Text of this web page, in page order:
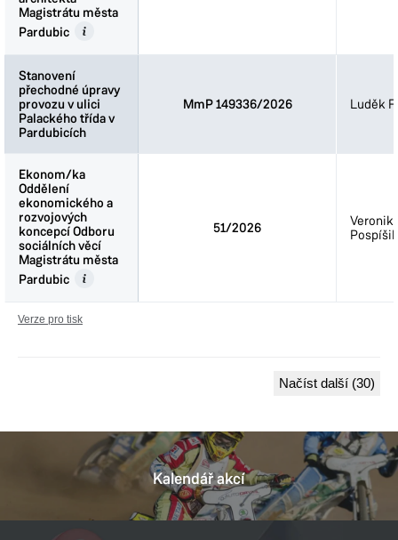
Magistrátu města
Pardubic
Stanovení
přechodné úpravy
provozu v ulici
Palackého třída v
Pardubicích
MmP 149336/2026 Luděk
Ekonom/ka
Oddělení
ekonomického a
rozvojových
koncepcí Odboru
sociálních věcí
Magistrátu města
Pardubic
51/2026
Magistrátu města
Pardubic
Stanovení
přechodné úpravy
provozu v ulici
Palackého třída v
Pardubicích
Ekonom/ka
Oddělení
ekonomického a
rozvojových
koncepcí Odboru
sociálních věcí
Magistrátu města
Pardubic
Verze pro tisk
Načíst další (30)
Kalendář akcí